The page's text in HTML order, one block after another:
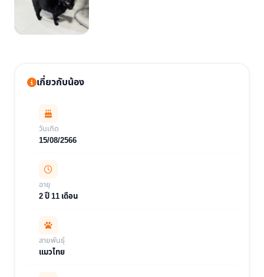
เกี่ยวกับน้อง
วันเกิด
15/08/2566
อายุ
2 ปี 11 เดือน
สายพันธุ์
แมวไทย